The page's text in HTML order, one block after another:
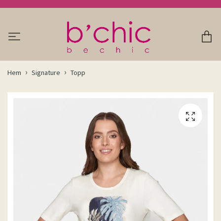
Hem Signature Topp